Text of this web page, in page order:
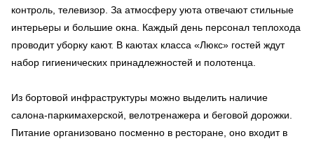
контроль, телевизор. За атмосферу уюта отвечают стильные
интерьеры и большие окна. Каждый день персонал теплохода
проводит уборку кают. В каютах класса «Люкс» гостей ждут
набор гигиенических принадлежностей и полотенца.
Из бортовой инфраструктуры можно выделить наличие
салона-паркимахерской, велотренажера и беговой дорожки.
Питание организовано посменно в ресторане, оно входит в